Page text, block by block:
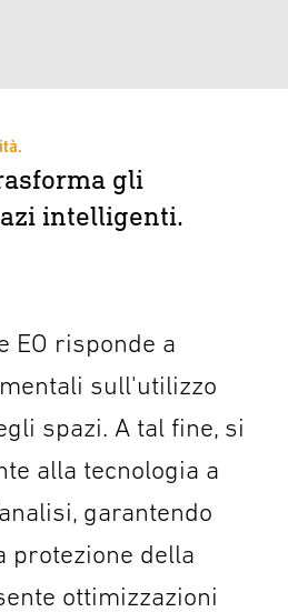
gli
intelligenti.
EO risponde a
sull'utilizzo
spazi. A tal fine, si
alla tecnologia a
garantendo
protezione della
ottimizzazioni